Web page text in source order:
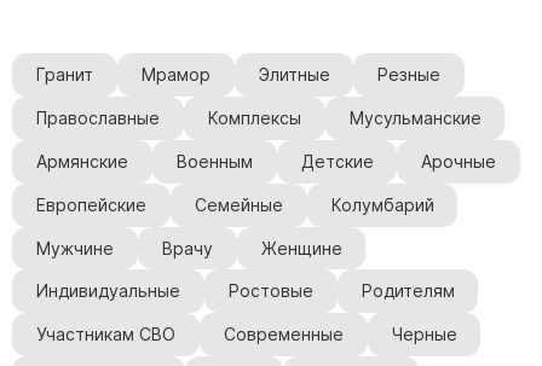
Гранит Мрамор Элитные Резные
Православные Комплексы Мусульманские
Армянские Военным Детские Арочные
Европейские Семейные Колумбарий
Мужчине Врачу Женщине
Индивидуальные Ростовые Родителям
Участникам СВО Современные Черные